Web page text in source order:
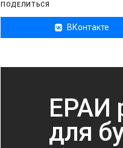
ПОДЕЛИТЬСЯ
ВКонтакте
ЕРАИ
для